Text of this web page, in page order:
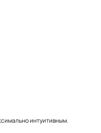
интуитивным.